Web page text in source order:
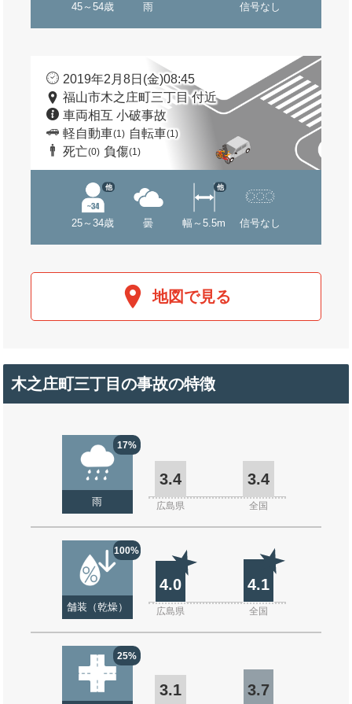
45～54歳 雨 信号なし
2019年2月8日(金)08:45
福山市木之庄町三丁目 付近
車両相互 小破事故
軽自動車(1) 自転車(1)
死亡(0) 負傷(1)
25～34歳
他
曇 幅～5.5m
他
信号なし
地図で見る
木之庄町三丁目の事故の特徴
17%
雨
3.4 3.4
広島県 全国
100%
舗装（乾燥）
4.0 4.1
広島県 全国
25%
3.1 3.7